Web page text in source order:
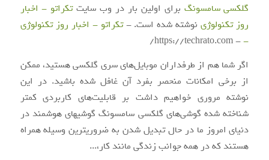
گلکسی سامسونگ برای اولین بار در وب سایتتکراتو - اخبار
روز تکنولوژینوشته شده است. -تکراتو - اخبار روز تکنولوژی
-
- https://techrato.com/
اگر شما هم از طرفداران موبایل‌های سری گلکسی هستید، ممکن
از برخی امکانات منحصر بفرد آن غافل شده باشید. در این
نوشته مروری خواهیم داشت بر قابلیت‌های کاربردی کمتر
شناخته شده گوشی‌های گلکسی سامسونگ گوشی‎های هوشمند در
دنیای امروز ما در حال تبدیل شدن به ضروری‎ترین وسیله همراه
هستند که در همه جوانب زندگی مانند کار،...